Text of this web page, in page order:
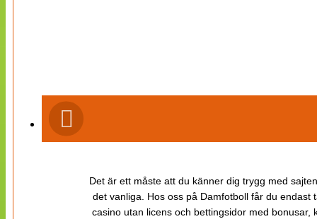
Det är ett måste att du känner dig trygg med
det vanliga. Hos oss på Damfotboll får du
casino utan licens och bettingsidor med